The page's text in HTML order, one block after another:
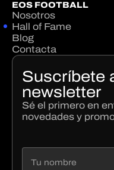
EOS FOOTBALL
Nosotros
Hall of Fame
Blog
Contacta
Suscríbete
newsletter
Sé el primero en
novedades y